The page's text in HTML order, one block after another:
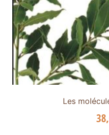
Les